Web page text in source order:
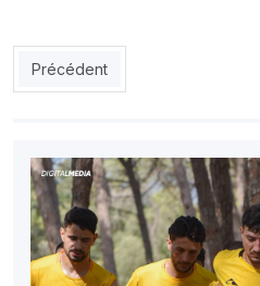
Article précédent : NAHD :
Précédent